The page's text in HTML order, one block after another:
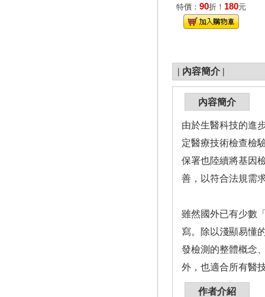
特價： 90折！ 180元
| 內容簡介 |
內容簡介
由於生醫科技的進
定醫療技術檢查檢
保署也陸續將基因
善，以符合法規需
雖然國外已有少數
寫。除以淺顯易懂
發檢測的整體概念
外，也適合所有醫
作者介紹